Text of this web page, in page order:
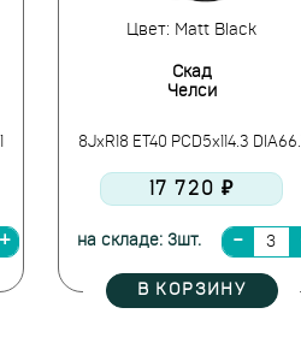
Цвет: Matt Black
Скад
Челси
8JxR18 ET40 PCD5x114.3 DIA66.1
17 720 ₽
на складе: 3шт.
В КОРЗИНУ